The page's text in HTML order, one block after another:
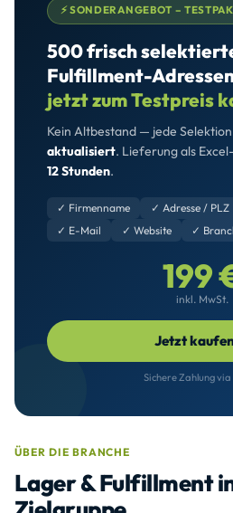
⚡ SONDERANGEBOT –
500 frisch
Fulfillment-
jetzt zum Testpreis
Kein Altbestand — jede
aktualisiert. Lieferung als
12 Stunden.
✓ Firmenname ✓ Adresse / PLZ
✓ E-Mail
✓ Website ✓
199
inkl. MwSt.
Jetzt
Sichere Zahlung
ÜBER DIE BRANCHE
Lager & Fulfillment